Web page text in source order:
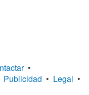
•
Publicidad • Legal •